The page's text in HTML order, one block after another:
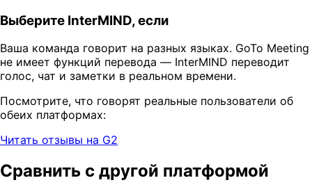
Выберите InterMIND, если
Ваша команда говорит на разных языках. GoTo Meeting
не имеет функций перевода — InterMIND переводит
голос, чат и заметки в реальном времени.
Посмотрите, что говорят реальные пользователи об
обеих платформах:
Читать отзывы на G2
Сравнить с другой платформой